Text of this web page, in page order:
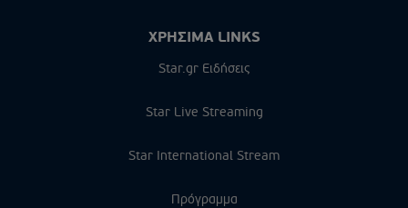
ΧΡΗΣΙΜΑ LINKS
Star.gr Ειδήσεις
Star Live Streaming
Star International Stream
Πρόγραμμα